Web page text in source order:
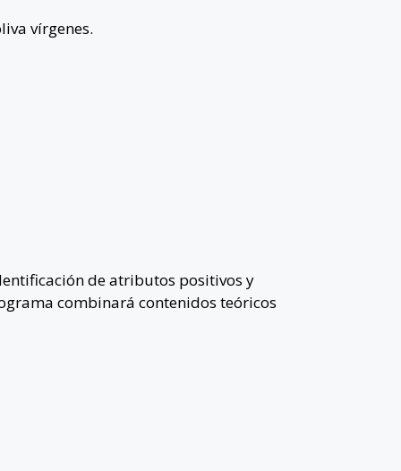
vírgenes.
de atributos positivos y
combinará contenidos teóricos